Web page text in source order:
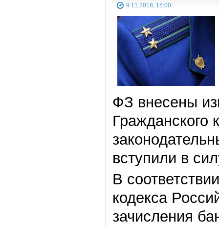
9.11.2018, 15:00
ФЗ внесены
Гражданского
вступили в
В
кодекса
зачисления